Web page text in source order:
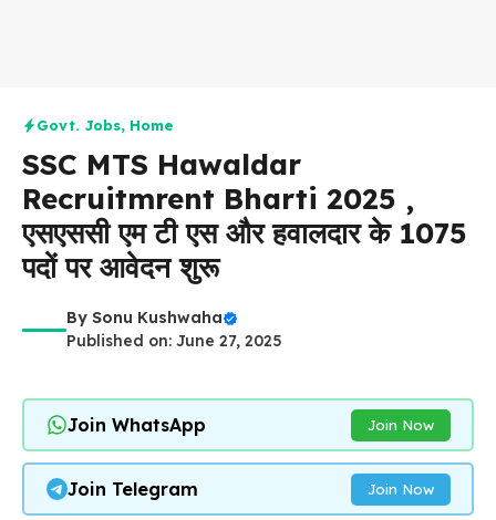
Govt. Jobs, Home
SSC MTS Hawaldar
Recruitmrent Bharti 2025 ,
एसएससी एम टी एस और हवालदार के 1075
पदों पर आवेदन शुरू
By Sonu Kushwaha
Published on: June 27, 2025
Join WhatsApp Join Now
Join Telegram Join Now